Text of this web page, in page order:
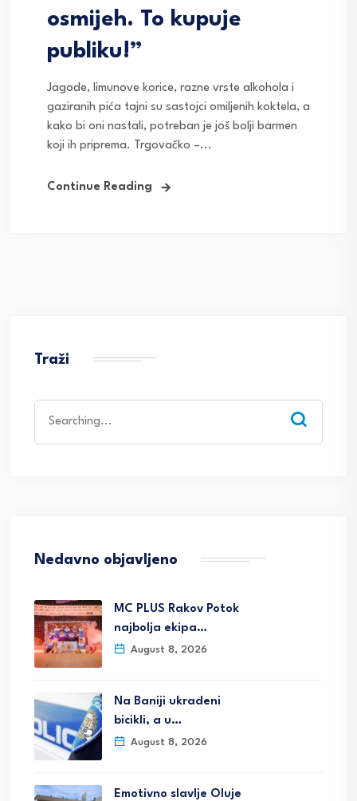
osmijeh. To kupuje
publiku!”
Jagode, limunove korice, razne vrste alkohola i
gaziranih pića tajni su sastojci omiljenih koktela, a
kako bi oni nastali, potreban je još bolji barmen
koji ih priprema. Trgovačko –...
Continue Reading
Traži
for:
Nedavno objavljeno
MC PLUS Rakov Potok
najbolja ekipa…
August 8, 2026
Na Baniji ukradeni
bicikli, a u…
August 8, 2026
Emotivno slavlje Oluje